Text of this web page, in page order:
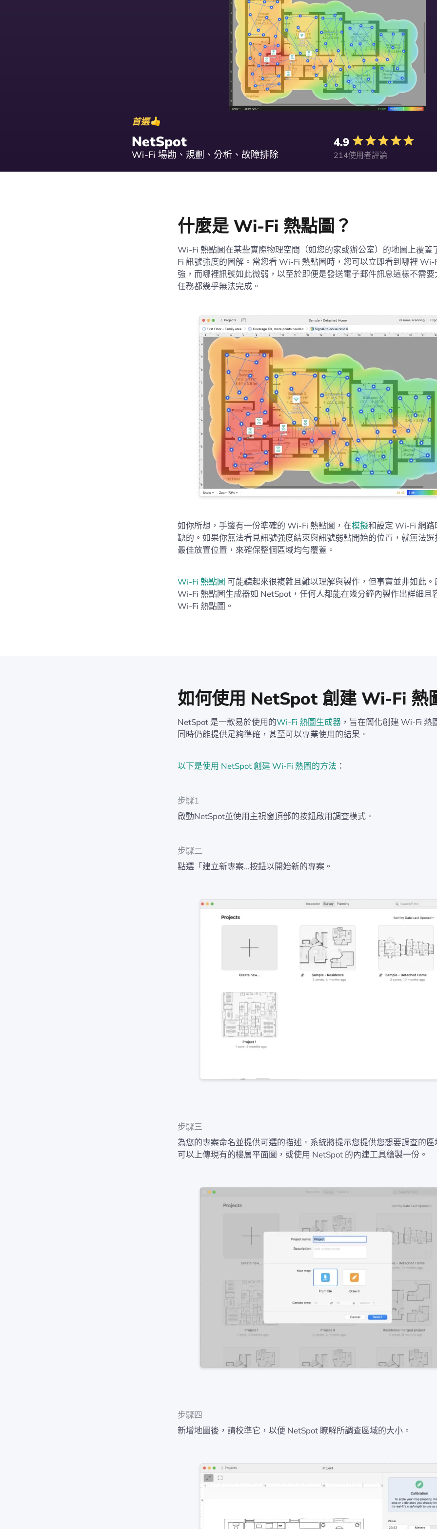
首選
NetSpot
Wi-Fi 場勘、規劃、分析、故障排除
4.9
214使用者評論
什麼是 Wi-Fi 熱點圖？
Wi-Fi 熱點圖在某些實際物理空間（如您的家或辦公室）的地圖上覆蓋
Fi 訊號強度的圖解。當您看 Wi-Fi 熱點圖時，您可以立即看到哪裡 Wi-
強，而哪裡訊號如此微弱，以至於即便是發送電子郵件訊息這樣不需要
任務都幾乎無法完成。
如你所想，手邊有一份準確的 Wi-Fi 熱點圖，在模擬和設定 Wi-Fi 網路
缺的。如果你無法看見訊號強度結束與訊號弱點開始的位置，就無法選
最佳放置位置，來確保整個區域均勻覆蓋。
Wi-Fi 熱點圖 可能聽起來很複雜且難以理解與製作，但事實並非如此
Wi-Fi 熱點圖生成器如 NetSpot，任何人都能在幾分鐘內製作出詳細且
Wi-Fi 熱點圖。
如何使用 NetSpot 創建 Wi-Fi 熱
NetSpot 是一款易於使用的Wi-Fi 熱圖生成器，旨在簡化創建 Wi-Fi 熱
同時仍能提供足夠準確，甚至可以專業使用的結果。
以下是使用 NetSpot 創建 Wi-Fi 熱圖的方法 ：
步驟1
啟動NetSpot並使用主視窗頂部的按鈕啟用調查模式。
步驟二
點選「建立新專案…按鈕以開始新的專案。
步驟三
為您的專案命名並提供可選的描述。系統將提示您提供您想要調查的區
可以上傳現有的樓層平面圖，或使用 NetSpot 的內建工具繪製一份。
步驟四
新增地圖後，請校準它，以便 NetSpot 瞭解所調查區域的大小。